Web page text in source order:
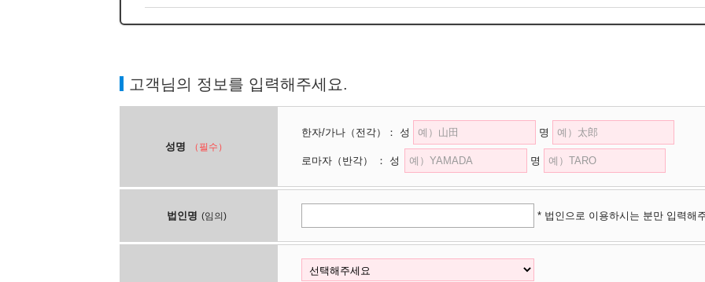
고객님의 정보를 입력해주세요.
성명 （필수）
한자/가나 （전각） ： 성 명
로마자 （반각） ： 성 명
법인명 (임의) * 법인으로 이용하시는 분만 입력해